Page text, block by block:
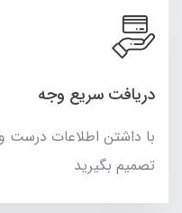
دریافت سریع وجه
با داشتن اطلاعات درست
تصمیم بگیرید